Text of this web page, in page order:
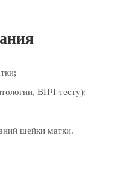
ВПЧ-тесту);
шейки матки.